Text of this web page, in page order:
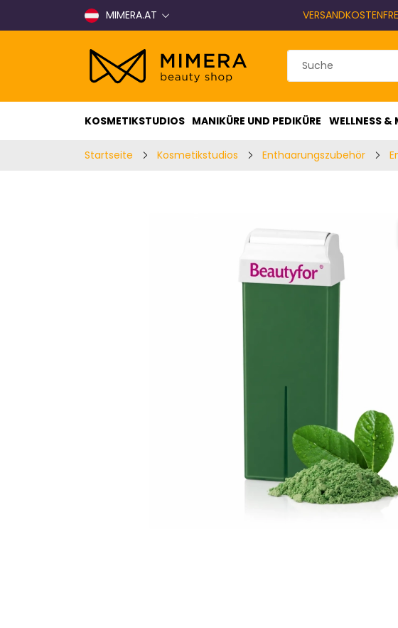
MIMERA.AT
KOSMETIKSTUDIOS MANIKÜRE UND PEDIKÜRE WELLNESS &
Startseite Kosmetikstudios Enthaarungszubehör